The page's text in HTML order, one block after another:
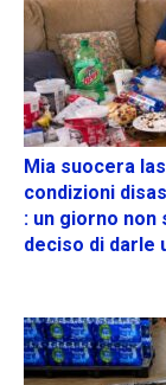
Mia suocera
condizioni
: un giorno
deciso di darle